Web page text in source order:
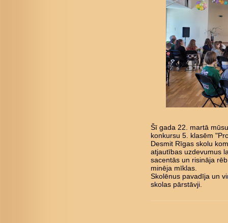
Šī gada 22. martā
konkursu 5. klasēm
Desmit Rīgas skolu
atjautības uzdevumus
sacentās un risināja
minēja mīklas.
Skolēnus pavadīja un
skolas pārstāvji.